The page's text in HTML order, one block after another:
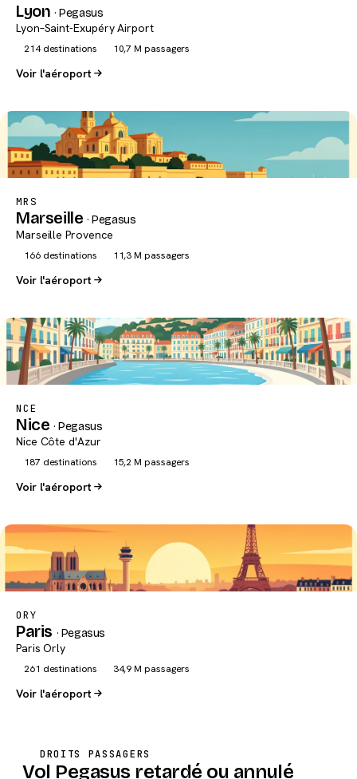
Lyon · Pegasus
Lyon–Saint-Exupéry Airport
214 destinations 10,7 M passagers
Voir l'aéroport
MRS
Marseille · Pegasus
Marseille Provence
166 destinations 11,3 M passagers
Voir l'aéroport
NCE
Nice · Pegasus
Nice Côte d'Azur
187 destinations 15,2 M passagers
Voir l'aéroport
ORY
Paris · Pegasus
Paris Orly
261 destinations 34,9 M passagers
Voir l'aéroport
DROITS PASSAGERS
Vol Pegasus retardé ou annulé